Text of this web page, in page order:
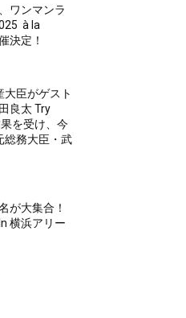
ワンマンラ
à la
決定！
大臣がゲスト
良太 Try
を受け、今
総務大臣・武
が大集合！
横浜アリー